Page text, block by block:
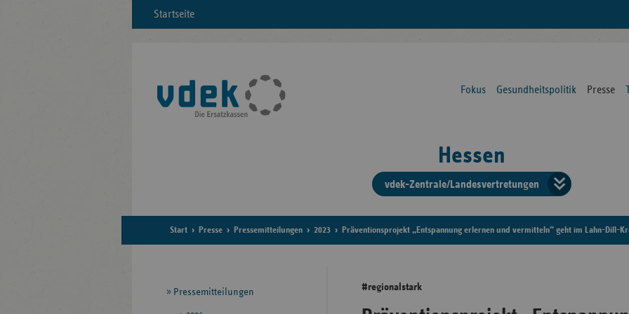
Startseite
Fokus Gesundheitspolitik Presse
Hessen
vdek-Zentrale/Landesvertretungen
der
Start Presse Pressemitteilungen 2023 Präventionsprojekt „Entspannung erlernen und vermitteln“ geht im Lahn-Dill-
#regionalstark
Seitennavigation
Pressemitteilungen